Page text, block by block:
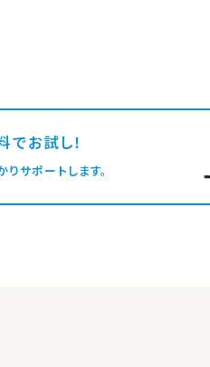
お試し！
りサポートします。